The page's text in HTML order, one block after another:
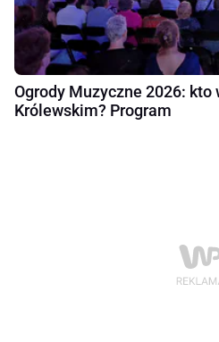
Ogrody Muzyczne 2026: kto
Królewskim? Program